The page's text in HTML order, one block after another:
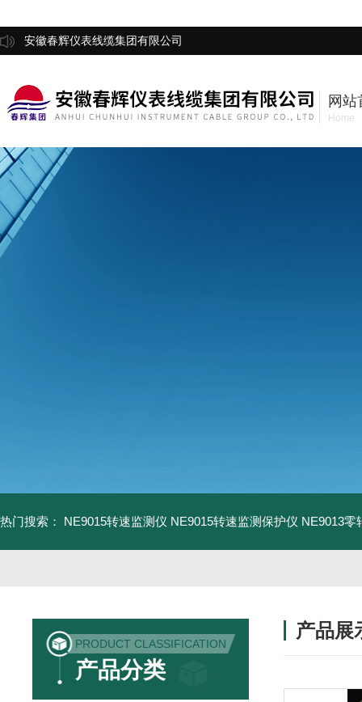
安徽春辉仪表线缆集团有限公司
网站
Home
热门搜索： NE9015转速监测仪 NE9015转速监测保护仪 NE9013零
PRODUCT CLASSIFICATION
产品分类
产品展